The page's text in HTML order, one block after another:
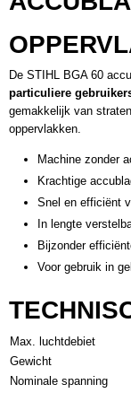
De STIHL BGA 60
particuliere
gemakkelijk van
oppervlakken.
Machine zonder
Krachtige
Snel en efficiënt
In lengte
Bijzonder
Voor gebruik in
Max. luchtdebiet
Gewicht
Nominale spanning